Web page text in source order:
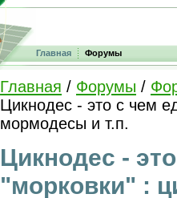
Главная Форумы
Главная / Форумы /
Цикнодес - это с чем
мормодесы и т.п.
Цикнодес -
"морковки" :